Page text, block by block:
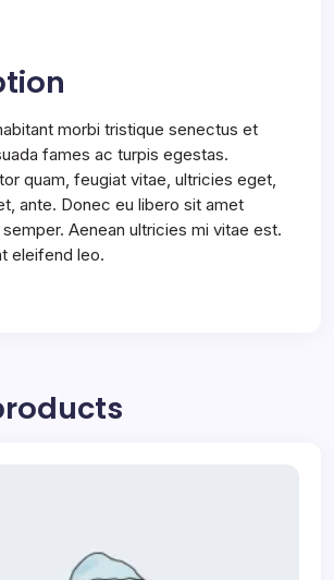
morbi tristique senectus et
fames ac turpis egestas.
quam, feugiat vitae, ultricies eget,
ante. Donec eu libero sit amet
Aenean ultricies mi vitae est.
eleifend leo.